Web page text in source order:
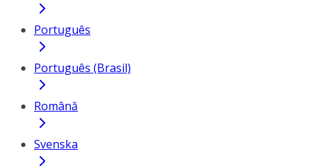
Português
Português (Brasil)
Română
Svenska